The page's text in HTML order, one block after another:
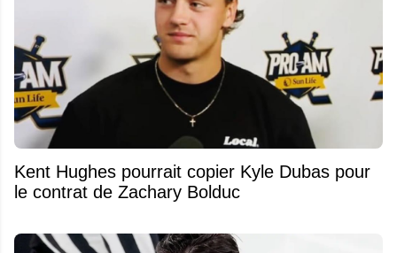
Kent Hughes pourrait copier Kyle Dubas pour
le contrat de Zachary Bolduc